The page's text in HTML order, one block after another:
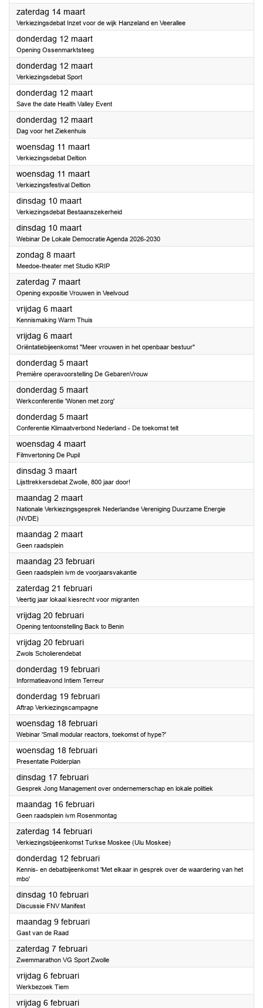
zaterdag 14 maart2026
Verkiezingsdebat Inzet voor de wijk Hanzeland en Veerallee
donderdag 12 maart2026
Opening Ossenmarktsteeg
donderdag 12 maart2026
Verkiezingsdebat Sport
donderdag 12 maart2026
Save the date Health Valley Event
donderdag 12 maart2026
Dag voor het Ziekenhuis
woensdag 11 maart2026
Verkiezingsdebat Deltion
woensdag 11 maart2026
Verkiezingsfestival Deltion
dinsdag 10 maart2026
Verkiezingsdebat Bestaanszekerheid
dinsdag 10 maart2026
Webinar De Lokale Democratie Agenda 2026-2030
zondag 8 maart2026
Meedoe-theater met Studio KRIP
zaterdag 7 maart2026
Opening expositie Vrouwen in Veelvoud
vrijdag 6 maart2026
Kennismaking Warm Thuis
vrijdag 6 maart2026
Oriëntatiebijeenkomst "Meer vrouwen in het openbaar bestuur"
donderdag 5 maart2026
Première operavoorstelling De GebarenVrouw
donderdag 5 maart2026
Werkconferentie 'Wonen met zorg'
donderdag 5 maart2026
Conferentie Klimaatverbond Nederland - De toekomst telt
woensdag 4 maart2026
Filmvertoning De Pupil
dinsdag 3 maart2026
Lijsttrekkersdebat Zwolle, 800 jaar door!
maandag 2 maart2026
Nationale Verkiezingsgesprek Nederlandse Vereniging Duurzame Energie
(NVDE)
maandag 2 maart2026
Geen raadsplein
maandag 23 februari2026
Geen raadsplein ivm de voorjaarsvakantie
zaterdag 21 februari2026
Veertig jaar lokaal kiesrecht voor migranten
vrijdag 20 februari2026
Opening tentoonstelling Back to Benin
vrijdag 20 februari2026
Zwols Scholierendebat
donderdag 19 februari2026
Informatieavond Intiem Terreur
donderdag 19 februari2026
Aftrap Verkiezingscampagne
woensdag 18 februari2026
Webinar 'Small modular reactors, toekomst of hype?'
woensdag 18 februari2026
Presentatie Polderplan
dinsdag 17 februari2026
Gesprek Jong Management over ondernemerschap en lokale politiek
maandag 16 februari2026
Geen raadsplein ivm Rosenmontag
zaterdag 14 februari2026
Verkiezingsbijeenkomst Turkse Moskee (Ulu Moskee)
donderdag 12 februari2026
Kennis- en debatbijeenkomst 'Met elkaar in gesprek over de waardering van het
mbo'
dinsdag 10 februari2026
Discussie FNV Manifest
maandag 9 februari2026
Gast van de Raad
zaterdag 7 februari2026
Zwemmarathon VG Sport Zwolle
vrijdag 6 februari2026
Werkbezoek Tiem
vrijdag 6 februari2026